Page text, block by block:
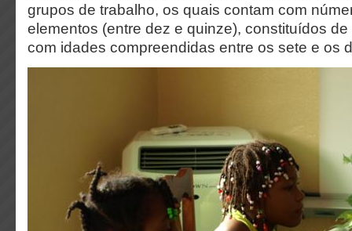
grupos de trabalho, os quais contam com
elementos (entre dez e quinze), constituídos
com idades compreendidas entre os sete e os